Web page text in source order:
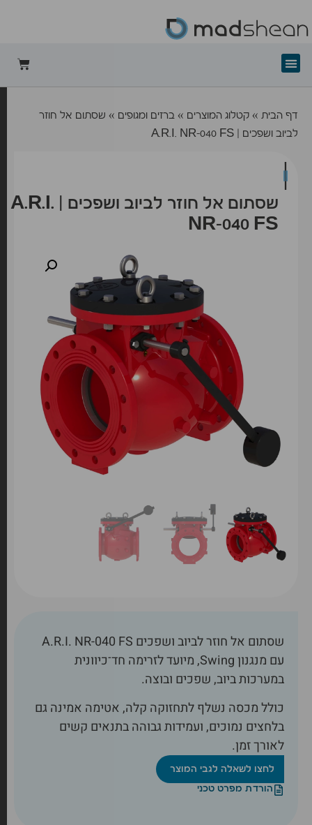
דף הבית » קטלוג המוצרים » ברזים ומגופים » שסתום אל חוזר
לביוב ושפכים | A.R.I. NR-040 FS
שסתום אל חוזר לביוב ושפכים | A.R.I.
NR-040 FS
שסתום אל חוזר לביוב ושפכים A.R.I. NR-040 FS
עם מנגנון Swing, מיועד לזרימה חד־כיוונית
במערכות ביוב, שפכים ובוצה.
כולל מכסה נשלף לתחזוקה קלה, אטימה אמינה גם
בלחצים נמוכים, ועמידות גבוהה בתנאים קשים
לאורך זמן.
לחצו לשאלה לגבי המוצר
הורדת מפרט טכני